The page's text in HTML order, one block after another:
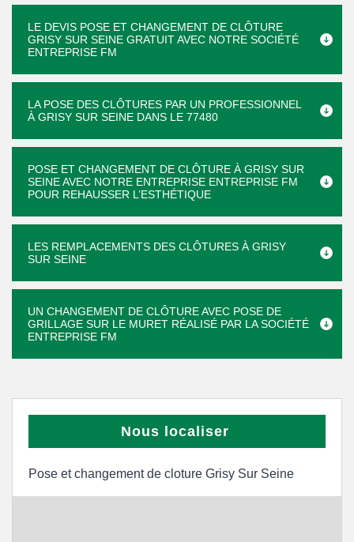
LE DEVIS POSE ET CHANGEMENT DE CLÔTURE
GRISY SUR SEINE GRATUIT AVEC NOTRE SOCIÉTÉ
ENTREPRISE FM
LA POSE DES CLÔTURES PAR UN PROFESSIONNEL
À GRISY SUR SEINE DANS LE 77480
POSE ET CHANGEMENT DE CLÔTURE À GRISY SUR
SEINE AVEC NOTRE ENTREPRISE ENTREPRISE FM
POUR REHAUSSER L’ESTHÉTIQUE
LES REMPLACEMENTS DES CLÔTURES À GRISY
SUR SEINE
UN CHANGEMENT DE CLÔTURE AVEC POSE DE
GRILLAGE SUR LE MURET RÉALISÉ PAR LA SOCIÉTÉ
ENTREPRISE FM
Nous localiser
Pose et changement de cloture Grisy Sur Seine